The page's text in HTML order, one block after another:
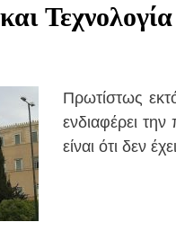
Τεχνολογία
Πρωτίστως
ενδιαφέρει
είναι ότι δεν